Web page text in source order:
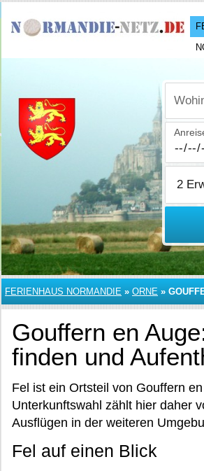
FERIENHAUS NORMANDIE » ORNE »
Gouffern en
finden und
Fel ist ein Ortsteil von Gouffern
Unterkunftswahl zählt hier daher
Ausflügen in der weiteren
Fel auf einen Blick